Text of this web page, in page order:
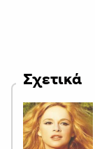
Σχετικά